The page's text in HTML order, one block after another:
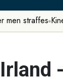
men straffes